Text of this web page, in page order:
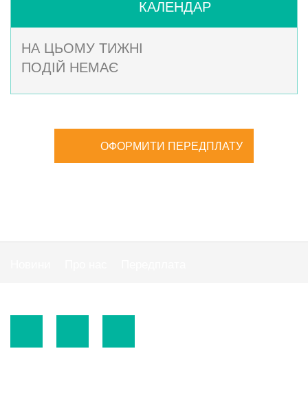
КАЛЕНДАР
НА ЦЬОМУ ТИЖНІ
ПОДІЙ НЕМАЄ
ОФОРМИТИ ПЕРЕДПЛАТУ